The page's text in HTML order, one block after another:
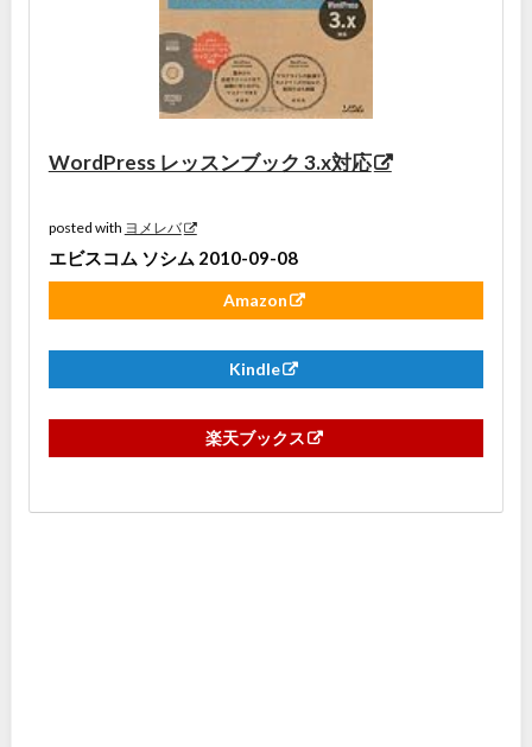
WordPress レッスンブック 3.x対応
posted with ヨメレバ
エビスコム ソシム 2010-09-08
Amazon
Kindle
楽天ブックス